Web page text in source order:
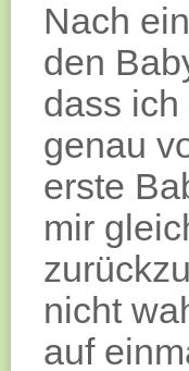
Nach
den
dass
genau
erste
mir
nicht
auf